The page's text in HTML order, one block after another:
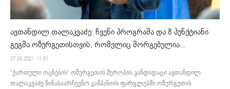
ავთანდილ თალაკვაძე: ჩვენი პროგრამა და 8 პუნქტიანი
გეგმა ოზურგეთისთვის, რომელიც მორგებულია...
27.09.2021. 11:51
“ქართული ოცნების“ ოზურგეთის მერობის კანდიდატი ავთანდილ
თალაკვაძე წინასაარჩევნო კამპანიის ფარგლებში ოზურგეთის